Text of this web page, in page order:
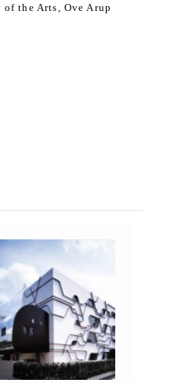
the Arts, Ove Arup